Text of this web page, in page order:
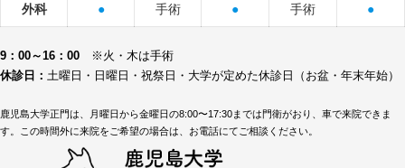
外科 ● 手術 ● 手術 ●
9：00～16：00 ※火・木は手術
休診日： 土曜日・日曜日・祝祭日・大学が定めた休診日（お盆・年末年始）
鹿児島大学正門は、月曜日から金曜日の8:00〜17:30までは門衛がおり、車で来院できま
す。この時間外に来院をご希望の場合は、お電話にてご相談ください。